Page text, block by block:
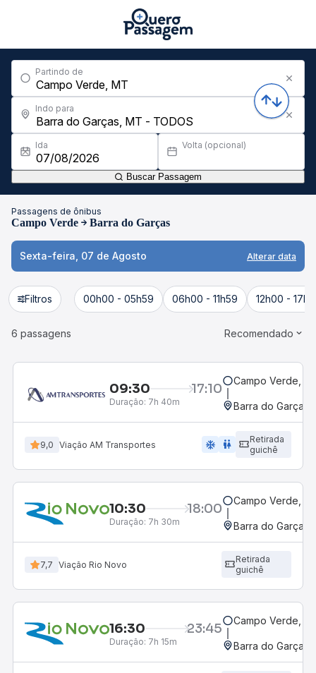
Partindo de
Indo para
Ida Volta (opcional)
Buscar Passagem
Passagens de ônibus
Campo Verde Barra do Garças
Sexta-feira, 07 de Agosto Alterar data
Filtros 00h00 - 05h59 06h00 - 11h59 12h00 -
6 passagens Recomendado
09:30 17:10
Duração: 7h 40m
Campo Verde,
Barra do
9,0 Viação AM Transportes ac_unit wc
Retirada
guichê
10:30 18:00
Duração: 7h 30m
Campo Verde,
Barra do
7,7 Viação Rio Novo
Retirada
guichê
16:30 23:45
Duração: 7h 15m
Campo Verde,
Barra do